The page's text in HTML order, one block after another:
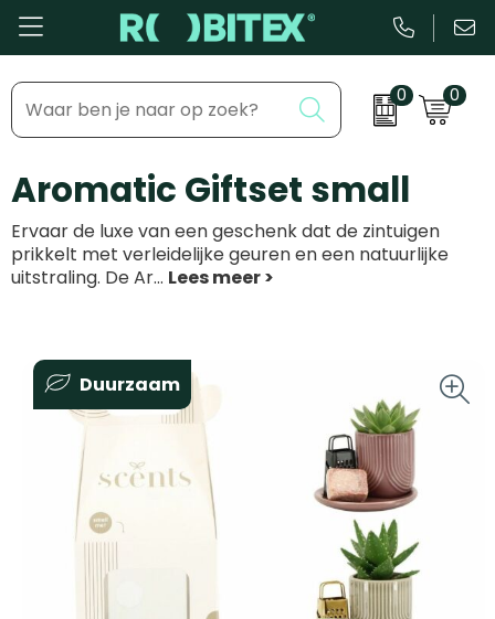
0 0
Bestsellers
Beurs & Event
Kantoor & Schrijfwaren
Eten & Drinkware
Tassen & Reizen
Kleding & accessoires
Sport
Outdoor & Vrije tijd
Inhaakmomenten
Feestdagen
Zakelijke evenementen
Dag van de ...
Aromatic Giftset small
Ervaar de luxe van een geschenk dat de zintuigen
prikkelt met verleidelijke geuren en een natuurlijke
uitstraling. De Ar...
Duurzaam